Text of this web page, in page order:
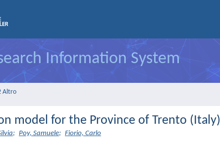
Information System
Altro
model for the Province of Trento (Italy)
; Poy, Samuele; Fiorio, Carlo